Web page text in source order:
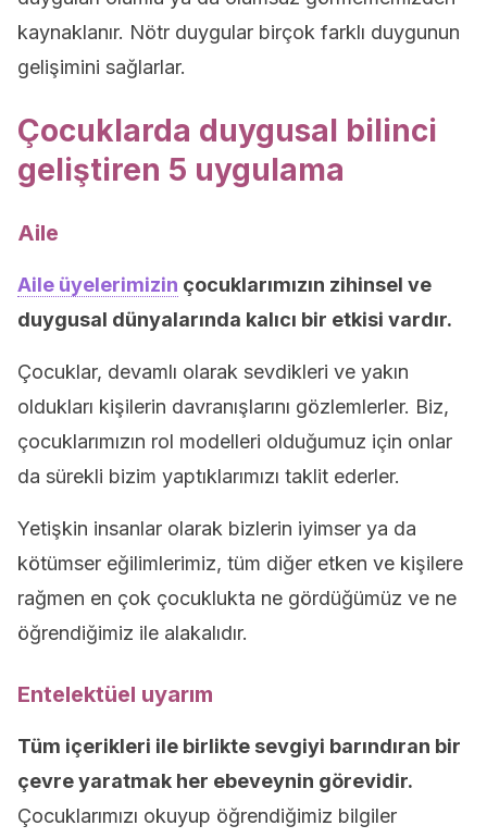
kaynaklanır. Nötr duygular birçok farklı duygunun
gelişimini sağlarlar.
Çocuklarda duygusal bilinci
geliştiren 5 uygulama
Aile
Aile üyelerimizin çocuklarımızın zihinsel ve
duygusal dünyalarında kalıcı bir etkisi vardır.
Çocuklar, devamlı olarak sevdikleri ve yakın
oldukları kişilerin davranışlarını gözlemlerler. Biz,
çocuklarımızın rol modelleri olduğumuz için onlar
da sürekli bizim yaptıklarımızı taklit ederler.
Yetişkin insanlar olarak bizlerin iyimser ya da
kötümser eğilimlerimiz, tüm diğer etken ve kişilere
rağmen en çok çocuklukta ne gördüğümüz ve ne
öğrendiğimiz ile alakalıdır.
Entelektüel uyarım
Tüm içerikleri ile birlikte sevgiyi barındıran bir
çevre yaratmak her ebeveynin görevidir.
Çocuklarımızı okuyup öğrendiğimiz bilgiler